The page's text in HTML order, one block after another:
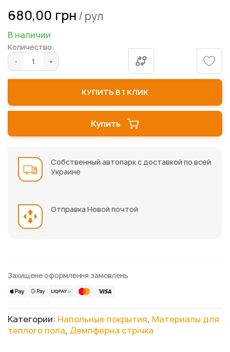
к
галереи
изображений
680,00 грн / рул
В наличии
Количество:
Купить
КУПИТЬ В 1 КЛИК
Собственный автопарк с доставкой по всей
Украине
Отправка Новой почтой
Захищене оформлення замовлень
Категории: Напольные покрытия, Материалы для
теплого пола, Демпферна стрічка